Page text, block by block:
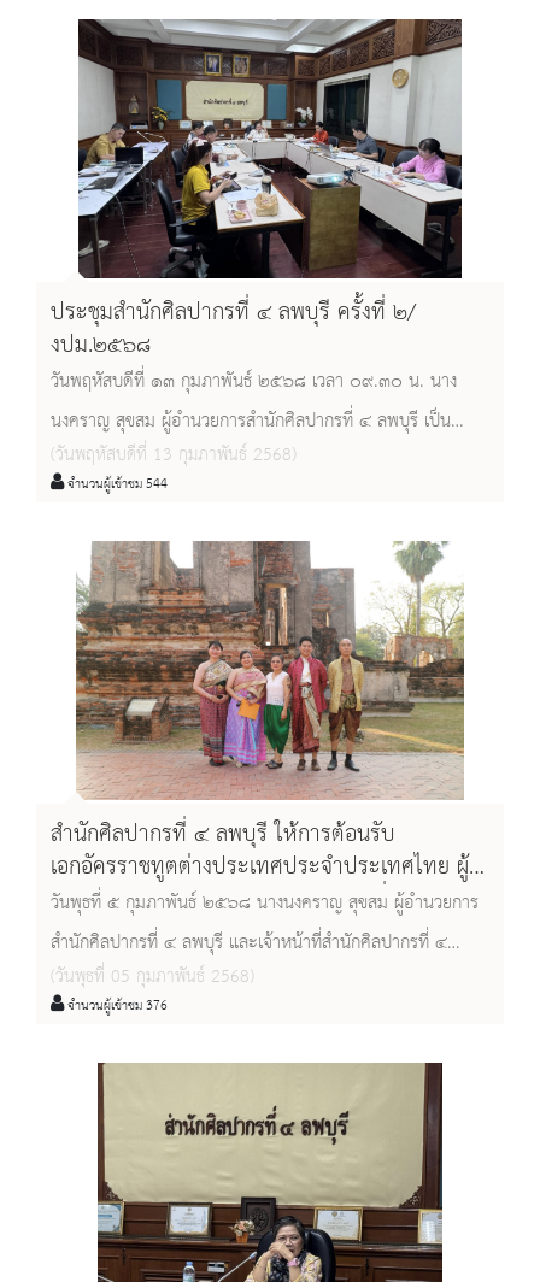
๕ อาคารกรมศิลปากร เทเวศร์ กรุงเทพมหานคร
ประชุมสำนักศิลปากรที่ ๔ ลพบุรี ครั้งที่ ๒/
งปม.๒๕๖๘
วันพฤหัสบดีที่ ๑๓ กุมภาพันธ์ ๒๕๖๘ เวลา ๐๙.๓๐ น. นาง
นงคราญ สุขสม ผู้อำนวยการสำนักศิลปากรที่ ๔ ลพบุรี เป็น
ประธานในการประชุมสำนักศิลปากรที่ ๔ ลพบุรี ครั้งที่ ๒/
งปม.๒๕๖๘ โดยมีหัวหน้าหน่วยงานในสังกัด เข้าร่วมประชุม ณ
ห้องประชุมสำนักศิลปากรที่ ๔ ลพบุรี
(วันพฤหัสบดีที่ 13 กุมภาพันธ์ 2568)
จำนวนผู้เข้าชม 544
สำนักศิลปากรที่ ๔ ลพบุรี ให้การต้อนรับ
เอกอัครราชทูตต่างประเทศประจำประเทศไทย ผู้
บริหารกระทรวงการต่างประเทศ และสื่อมวลชน
ต่างประเทศ
วันพุธที่ ๕ กุมภาพันธ์ ๒๕๖๘ นางนงคราญ สุขสม ผู้อำนวยการ
สำนักศิลปากรที่ ๔ ลพบุรี และเจ้าหน้าที่สำนักศิลปากรที่ ๔
ลพบุรี ให้การต้อนรับเอกอัครราชทูตต่างประเทศประจำ
ประเทศไทย ผู้บริหารกระทรวงการต่างประเทศ และสื่อมวลชน
ต่างประเทศ เยี่ยมชมโบราณสถานพระที่นั่งไกรสรสีหราช
(พระที่นั่งเย็น) และโบราณสถานบ้านหลวงรับราชทูต (บ้านวิชา
เยนทร์) โดยมีนายปริวรรษ เจียมจิตต์ นักโบราณคดีปฏิบัติการ
นางสาวธนวลัย มงคล ผู้ช่วยนักโบราณคดี นายพรหมพิริยะ
พรหมเมศ ผู้ช่วยนักโบราณคดี และนางสาวอมลธิรา เหล่าศักดิ์ศรี
ผู้ช่วยนักโบราณคดี ปฏิบัติหน้าที่วิทยากร ขอบคุณภาพ : กลุ่ม
(วันพุธที่ 05 กุมภาพันธ์ 2568)
จำนวนผู้เข้าชม 376